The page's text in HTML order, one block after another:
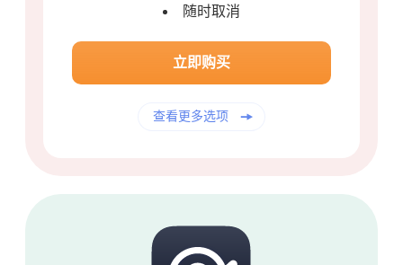
随时取消
立即购买
查看更多选项
提交表单
感谢您的订阅！
感谢您的订阅！
立即购买